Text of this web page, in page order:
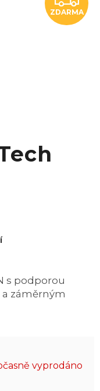
D
ZDARMA
vyprodáno
s podporou
záměrným